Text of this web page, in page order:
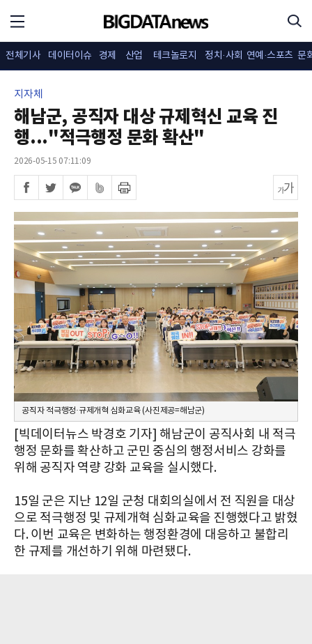
전체기사 데이터이슈 경제 산업 테크놀로지 정치·사회 연예·스포츠 문
지자체
해남군, 공직자 대상 규제혁신 교육 진
행..."적극행정 문화 확산"
2026-05-15 07:11:09
공직자 적극행정·규제개혁 심화교육 (사진제공=해남군)
[빅데이터뉴스 박경호 기자] 해남군이 공직사회 내 적극
행정 문화를 확산하고 군민 중심의 행정서비스 강화를
위해 공직자 역량 강화 교육을 실시했다.
15일 군은 지난 12일 군청 대회의실에서 전 직원을 대상
으로 적극행정 및 규제개혁 심화교육을 진행했다고 밝혔
다. 이번 교육은 변화하는 행정환경에 대응하고 불합리
한 규제를 개선하기 위해 마련됐다.